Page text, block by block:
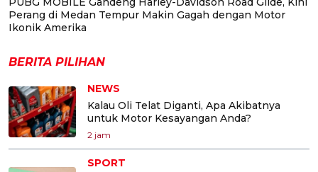
Perang di Medan Tempur Makin Gagah dengan Motor
Ikonik Amerika
BERITA PILIHAN
NEWS
Kalau Oli Telat Diganti, Apa Akibatnya
untuk Motor Kesayangan Anda?
2 jam
SPORT